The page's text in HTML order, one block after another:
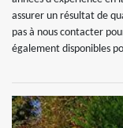
assurer un résultat de
pas à nous contacter
également disponibles